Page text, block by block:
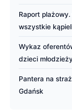
Raport
wszystkie
Wykaz
dzieci
Pantera na
Gdańsk